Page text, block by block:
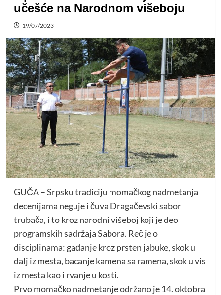
učešće na Narodnom višeboju
19/07/2023
GUČA – Srpsku tradiciju momačkog nadmetanja
decenijama neguje i čuva Dragačevski sabor
trubača, i to kroz narodni višeboj koji je deo
programskih sadržaja Sabora. Reč je o
disciplinama: gađanje kroz prsten jabuke, skok u
dalj iz mesta, bacanje kamena sa ramena, skok u vis
iz mesta kao i rvanje u kosti.
Prvo momačko nadmetanje održano je 14. oktobra